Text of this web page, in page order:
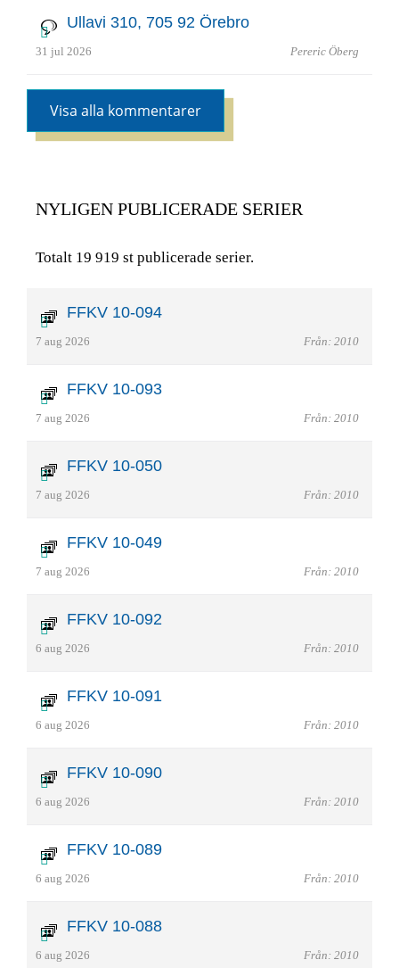
Ullavi 310, 705 92 Örebro
31 jul 2026 Pereric Öberg
Visa alla kommentarer
NYLIGEN PUBLICERADE SERIER
Totalt 19 919 st publicerade serier.
FFKV 10-094
7 aug 2026 Från: 2010
FFKV 10-093
7 aug 2026 Från: 2010
FFKV 10-050
7 aug 2026 Från: 2010
FFKV 10-049
7 aug 2026 Från: 2010
FFKV 10-092
6 aug 2026 Från: 2010
FFKV 10-091
6 aug 2026 Från: 2010
FFKV 10-090
6 aug 2026 Från: 2010
FFKV 10-089
6 aug 2026 Från: 2010
FFKV 10-088
6 aug 2026 Från: 2010